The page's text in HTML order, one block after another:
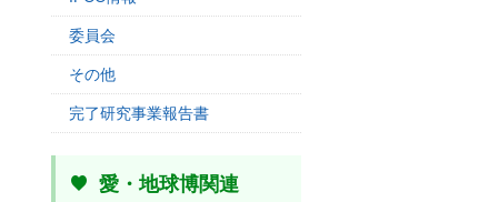
委員会
その他
完了研究事業報告書
愛・地球博関連